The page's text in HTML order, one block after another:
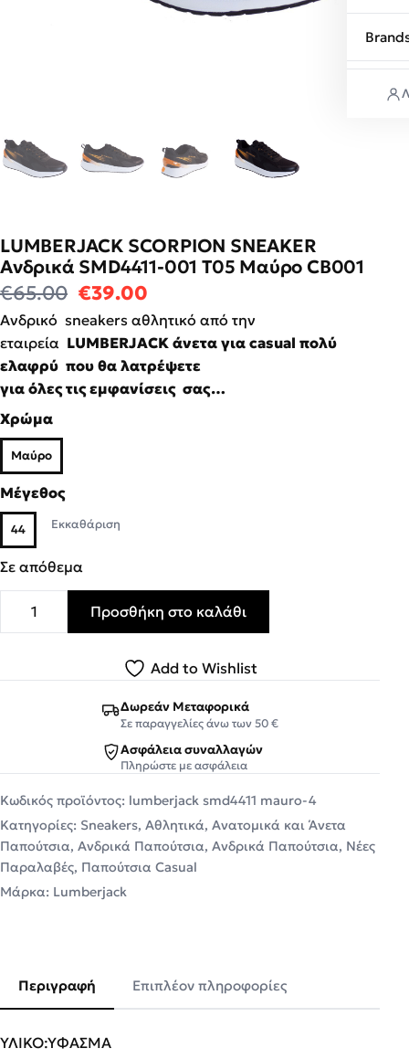
LUMBERJACK SCORPION SNEAKER
Ανδρικά SMD4411-001 Τ05 Μαύρο CB001
€65.00 Original price was: €65.00.
€39.00
Ανδρικό sneakers αθλητικό από την
εταιρεία LUMBERJACK άνετα για casual πολύ
ελαφρύ που θα λατρέψετε
για όλες τις εμφανίσειςσας…
Χρώμα
Μαύρο
Μέγεθος
44 Εκκαθάριση
Σε απόθεμα
LUMBERJACK SCORPION SNEAKER Ανδρικά
Προσθήκη στο καλάθι
Add to Wishlist
Δωρεάν Μεταφορικά
Σε παραγγελίες άνω των 50 €
Ασφάλεια συναλλαγών
Πληρώστε με ασφάλεια
Κωδικός προϊόντος: lumberjack smd4411 mauro-4
Κατηγορίες: Sneakers, Αθλητικά, Ανατομικά και Άνετα
Παπούτσια, Ανδρικά Παπούτσια, Ανδρικά Παπούτσια, Νέες
Παραλαβές, Παπούτσια Casual
Μάρκα: Lumberjack
Περιγραφή Επιπλέον πληροφορίες
ΥΛΙΚΟ:ΥΦΑΣΜΑ